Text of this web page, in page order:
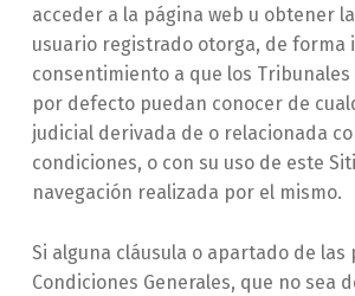
acceder a la página web u obtener
usuario registrado otorga, de forma
consentimiento a que los
por defecto puedan conocer de
judicial derivada de o relacionada
condiciones, o con su uso de este
navegación realizada por el mismo.
Si alguna cláusula o apartado de las
Condiciones Generales, que no sea